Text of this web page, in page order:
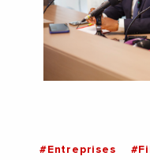
#Entreprises